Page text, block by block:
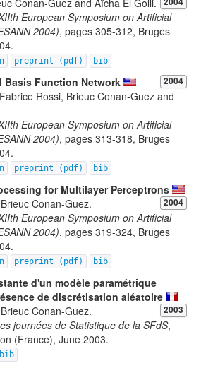
Conan-Guez and Aïcha El Golli.
European Symposium on Artificial
2004), pages 305-312, Bruges
preprint (pdf) bib
Basis Function Network 2004
Rossi, Brieuc Conan-Guez and
European Symposium on Artificial
2004), pages 313-318, Bruges
preprint (pdf) bib
for Multilayer Perceptrons
2004
Conan-Guez.
European Symposium on Artificial
2004), pages 319-324, Bruges
preprint (pdf) bib
d'un modèle paramétrique
de discrétisation aléatoire
2003
Conan-Guez.
journées de Statistique de la SFdS,
(France), June 2003.
bib